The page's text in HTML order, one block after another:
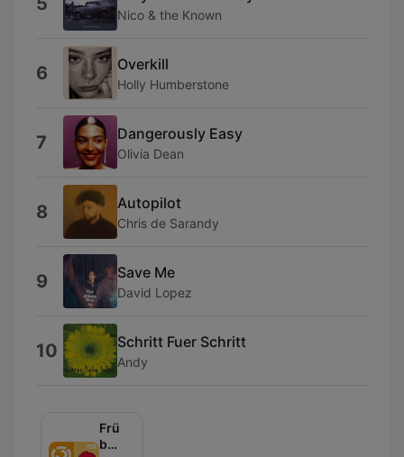
Nico & the Known
6 Overkill
Holly Humberstone
7 Dangerously Easy
Olivia Dean
8 Autopilot
Chris de Sarandy
9 Save Me
David Lopez
10 Schritt Fuer Schritt
Andy
Frühstück
bei